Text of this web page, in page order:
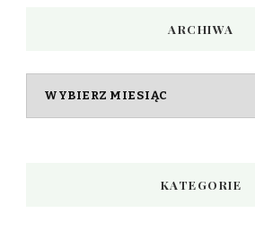
ARCHIWA
KATEGORIE